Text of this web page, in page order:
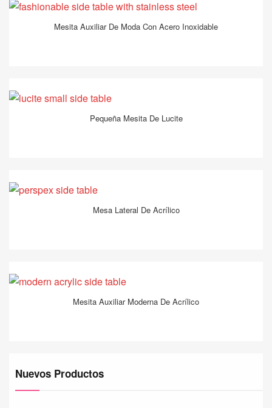
Mesita Auxiliar De Moda Con Acero Inoxidable
Pequeña Mesita De Lucite
Mesa Lateral De Acrílico
Mesita Auxiliar Moderna De Acrílico
Nuevos Productos